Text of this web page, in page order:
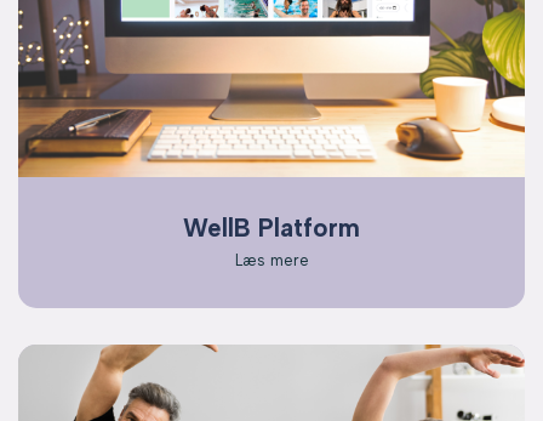
WellB Platform
Læs mere